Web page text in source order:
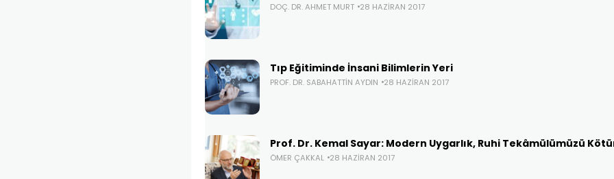
DOÇ. DR. AHMET MURT 28 HAZIRAN 2017
Tıp Eğitiminde İnsani Bilimlerin Yeri
PROF. DR. SABAHATTIN AYDIN 28 HAZIRAN 2017
Prof. Dr. Kemal Sayar: Modern Uygarlık, Ruhi Tekâmülümüzü
ÖMER ÇAKKAL 28 HAZIRAN 2017